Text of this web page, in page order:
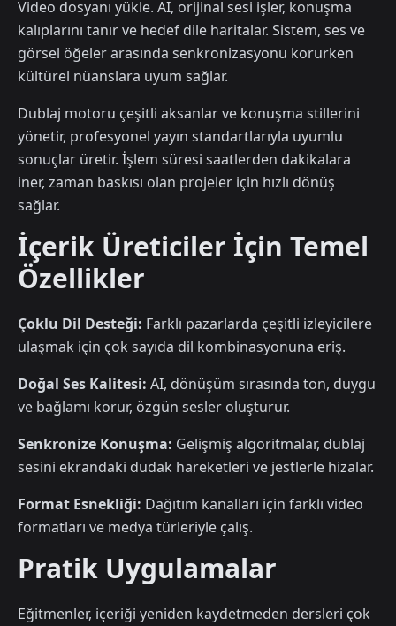
Video dosyanı yükle. AI, orijinal sesi işler, konuşma
kalıplarını tanır ve hedef dile haritalar. Sistem, ses ve
görsel öğeler arasında senkronizasyonu korurken
kültürel nüanslara uyum sağlar.
Dublaj motoru çeşitli aksanlar ve konuşma stillerini
yönetir, profesyonel yayın standartlarıyla uyumlu
sonuçlar üretir. İşlem süresi saatlerden dakikalara
iner, zaman baskısı olan projeler için hızlı dönüş
sağlar.
İçerik Üreticiler İçin Temel
Özellikler
Çoklu Dil Desteği: Farklı pazarlarda çeşitli izleyicilere
ulaşmak için çok sayıda dil kombinasyonuna eriş.
Doğal Ses Kalitesi: AI, dönüşüm sırasında ton, duygu
ve bağlamı korur, özgün sesler oluşturur.
Senkronize Konuşma: Gelişmiş algoritmalar, dublaj
sesini ekrandaki dudak hareketleri ve jestlerle hizalar.
Format Esnekliği: Dağıtım kanalları için farklı video
formatları ve medya türleriyle çalış.
Pratik Uygulamalar
Eğitmenler, içeriği yeniden kaydetmeden dersleri çok